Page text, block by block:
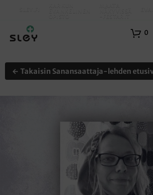
0
← Takaisin Sanansaattaja-lehden